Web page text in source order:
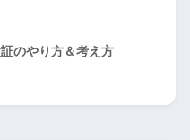
のやり方＆考え方